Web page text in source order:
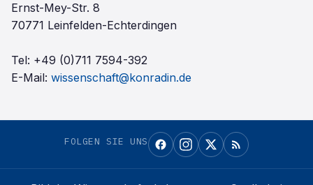
Ernst-Mey-Str. 8
70771 Leinfelden-Echterdingen
Tel: +49 (0)711 7594-392
E-Mail: wissenschaft@konradin.de
FOLGEN SIE UNS